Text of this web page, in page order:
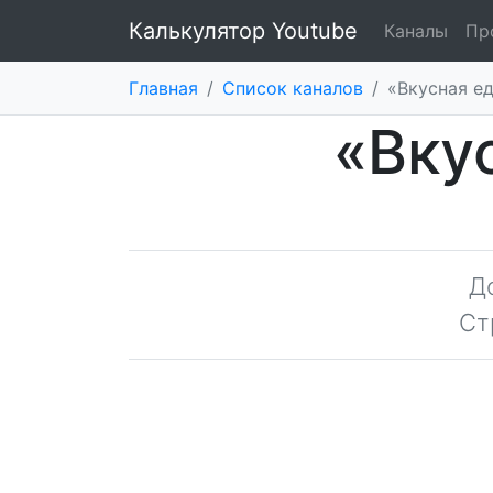
Калькулятор Youtube Каналы
Главная / Список каналов / «Вкусная